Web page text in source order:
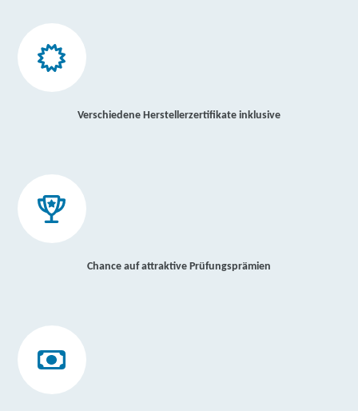
Verschiedene Herstellerzertifikate inklusive
Chance auf attraktive Prüfungsprämien